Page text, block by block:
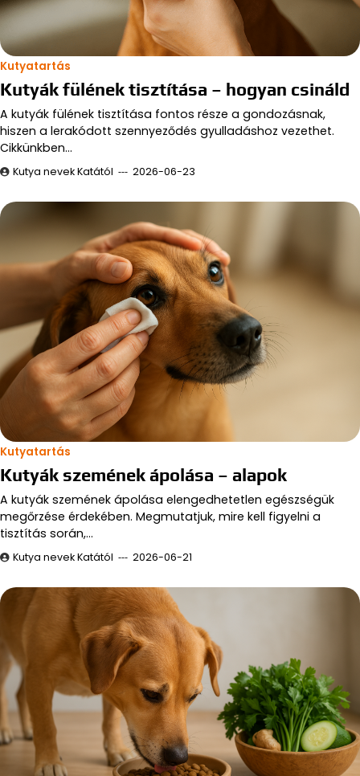
Kutyatartás
Kutyák fülének tisztítása – hogyan csináld
A kutyák fülének tisztítása fontos része a gondozásnak,
hiszen a lerakódott szennyeződés gyulladáshoz vezethet.
Cikkünkben…
Kutya nevek Katától 2026-06-23
Kutyatartás
Kutyák szemének ápolása – alapok
A kutyák szemének ápolása elengedhetetlen egészségük
megőrzése érdekében. Megmutatjuk, mire kell figyelni a
tisztítás során,…
Kutya nevek Katától 2026-06-21